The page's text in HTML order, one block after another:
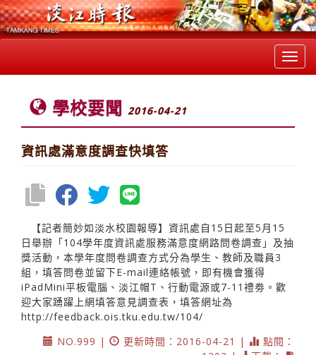
學校要聞 2016-04-21
資訊處滿意度調查快填答
【記者簡妙如淡水校園報導】資訊處自15日起至5月15
日舉辦「104學年度資訊處服務滿意度網路問卷調查」及抽
獎活動，本學年度問卷調查方式分為學生、教師及職員3
組，填答問卷並留下E-mail連絡帳號，即有機會獲得
iPadMini平板電腦、淡江帽T、行動電源或7-11禮劵。歡
迎大家踴躍上網填答意見調查表，填答網址為
http://feedback.ois.tku.edu.tw/104/
NO.999 |
更新時間：2016-04-21 |
點閱：